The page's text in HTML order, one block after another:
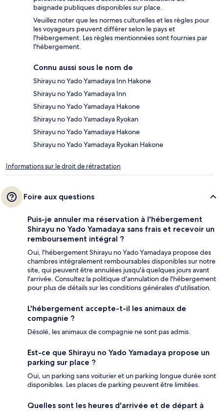
baignade publiques disponibles sur place.
Veuillez noter que les normes culturelles et les règles pour
les voyageurs peuvent différer selon le pays et
l'hébergement. Les règles mentionnées sont fournies par
l'hébergement.
Connu aussi sous le nom de
Shirayu no Yado Yamadaya Inn Hakone
Shirayu no Yado Yamadaya Inn
Shirayu no Yado Yamadaya Hakone
Shirayu no Yado Yamadaya Ryokan
Shirayu no Yado Yamadaya Hakone
Shirayu no Yado Yamadaya Ryokan Hakone
Informations sur le droit de rétractation
Foire aux questions
Puis-je annuler ma réservation à l'hébergement
Shirayu no Yado Yamadaya sans frais et recevoir un
remboursement intégral ?
Oui, l'hébergement Shirayu no Yado Yamadaya propose des
chambres intégralement remboursables disponibles sur notre
site, qui peuvent être annulées jusqu'à quelques jours avant
l'arrivée. Consultez la politique d'annulation de l'hébergement
pour plus de détails sur les conditions générales d'utilisation.
L'hébergement accepte-t-il les animaux de
compagnie ?
Désolé, les animaux de compagnie ne sont pas admis.
Est-ce que Shirayu no Yado Yamadaya propose un
parking sur place ?
Oui, un parking sans voiturier et un parking longue durée sont
disponibles. Les places de parking peuvent être limitées.
Quelles sont les heures d'arrivée et de départ à